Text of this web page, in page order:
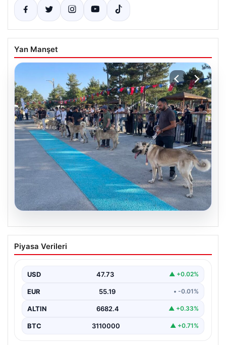
Yan Manşet
Dünyaca ünlü “Bozkırın aslanları”
podyuma çıktı. Kangallar en güzel
{"title": "Dünyaca Ünlü 'Bozkırın Aslanları' Podyuma
"content":…
Piyasa Verileri
USD 47.73 ▲ +0.02%
EUR 55.19 • -0.01%
ALTIN 6682.4 ▲ +0.33%
BTC 3110000 ▲ +0.71%